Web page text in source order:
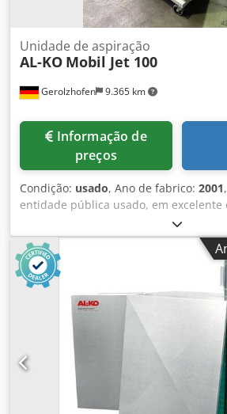
Gerolzhofen 9.365 km
Unidade de aspiração
AL-KO Mobil Jet 100
preços
Condição: usado, Ano de fabrico: 2001
entidade pública usado, em excelente
usado Marca AL-KO Modelo Mobil Jet
2001 Nº máquina 2433306444
Testado para poeiras GS Certificação
1,5 kW Diâmetro de ligação 100 mm
Capacidade de ar 770 m³/h 1 barril de
Limpeza manual do filtro Dcjdpfx
pressão do filtro Preço novo aprox.
Dimensões aprox. 1200 x 1700 x 2000
kg Local de armazenamento: 97447
livremente, não embalado Entrega no
conforme visto, sem garantia nem